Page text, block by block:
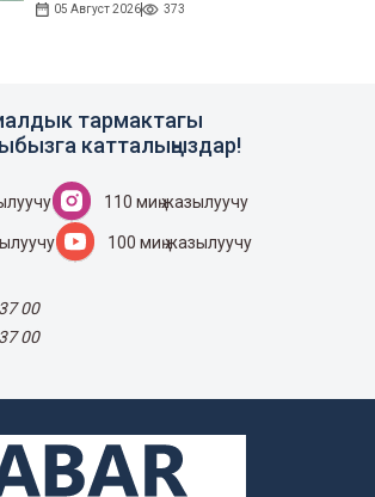
05 Август 2026 373
тармактагы
катталыңыздар!
110 миң жазылуучу
100 миң жазылуучу
00
00